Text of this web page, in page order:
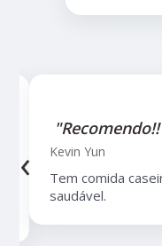
Kevin Yun
Tem comida
saudável.
‹